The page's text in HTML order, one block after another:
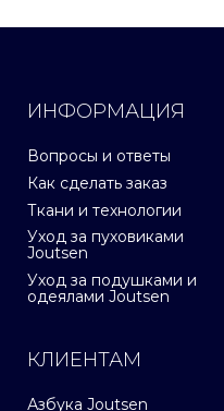
ИНФОРМАЦИЯ
Вопросы и ответы
Как сделать заказ
Ткани и технологии
Уход за пуховиками
Joutsen
Уход за подушками и
одеялами Joutsen
КЛИЕНТАМ
Азбука Joutsen